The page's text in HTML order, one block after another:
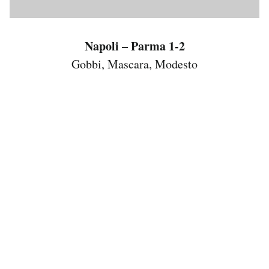
Napoli – Parma 1-2
Gobbi, Mascara, Modesto